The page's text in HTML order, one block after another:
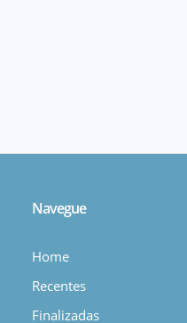
Navegue
Home
Recentes
Finalizadas